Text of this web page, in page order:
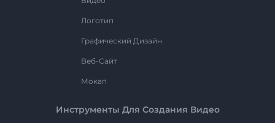
Логотип
Графический Дизайн
Веб-Сайт
Мокап
Инструменты Для Создания Видео